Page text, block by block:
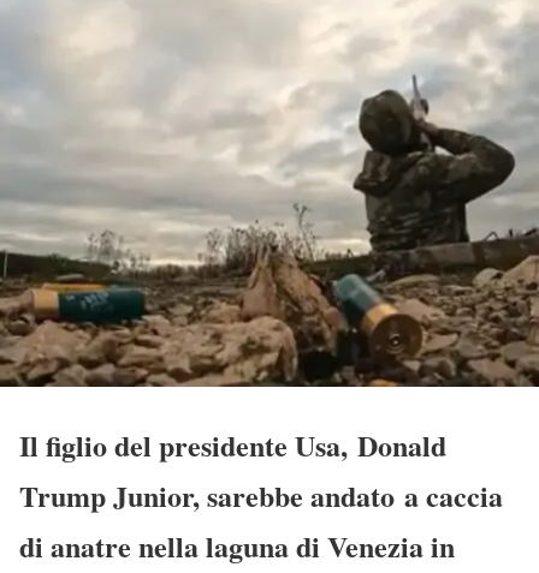
Il figlio del presidente Usa, Donald
Trump Junior, sarebbe andato a caccia
di anatre nella laguna di Venezia in